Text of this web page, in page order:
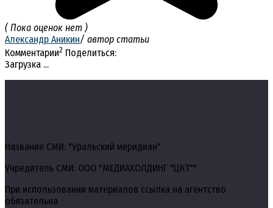
( Пока оценок нет )
Александр Аникин/ автор статьи
Комментарии2 Поделиться:
Загрузка ...
Название СМИ: "Уральский меридиан"
Учредитель СМИ: ООО "МЕДИАХОЛДИНГ "ЦКТ""
При использовании материалов ссылка на агентство
обязательна